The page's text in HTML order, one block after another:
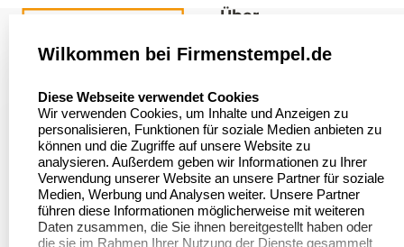
Asterlager Straße 97
47228 Duisburg
Deutschland
Über
Über uns
Bewerten Sie uns
Sitemap
Stempel in
Deutschland
Wilkommen bei Firmenstempel.de
Diese Webseite verwendet Cookies
Wir verwenden Cookies, um Inhalte und Anzeigen zu
personalisieren, Funktionen für soziale Medien anbieten zu
können und die Zugriffe auf unsere Website zu
analysieren. Außerdem geben wir Informationen zu Ihrer
Verwendung unserer Website an unsere Partner für soziale
Medien, Werbung und Analysen weiter. Unsere Partner
führen diese Informationen möglicherweise mit weiteren
Daten zusammen, die Sie ihnen bereitgestellt haben oder
die sie im Rahmen Ihrer Nutzung der Dienste gesammelt